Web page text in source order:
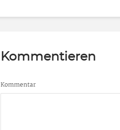
Kommentieren
Kommentar